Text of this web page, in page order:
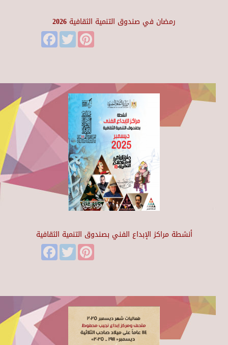
رمضان في صندوق التنمية الثقافية 2026
FacebookTwitter
أنشطة مراكز الإبداع الفني بصندوق التنمية الثقافية
FacebookTwitter